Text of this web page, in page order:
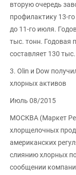
вторую очередь
профилактику 13-
до 11-го июля.
тыс. тонн. Годовая
составляет 130
3. Olin и Dow
хлорных активов
Июль 08/2015
МОСКВА (Маркет
хлорщелочных
американских
слиянию хлорных
сообщении